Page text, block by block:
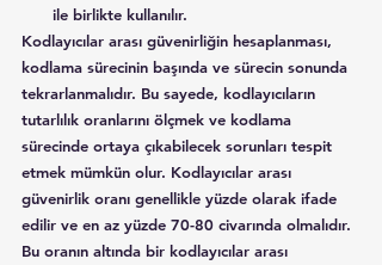
ile birlikte kullanılır.
Kodlayıcılar arası güvenirliğin hesaplanması,
kodlama sürecinin başında ve sürecin sonunda
tekrarlanmalıdır. Bu sayede, kodlayıcıların
tutarlılık oranlarını ölçmek ve kodlama
sürecinde ortaya çıkabilecek sorunları tespit
etmek mümkün olur. Kodlayıcılar arası
güvenirlik oranı genellikle yüzde olarak ifade
edilir ve en az yüzde 70-80 civarında olmalıdır.
Bu oranın altında bir kodlayıcılar arası